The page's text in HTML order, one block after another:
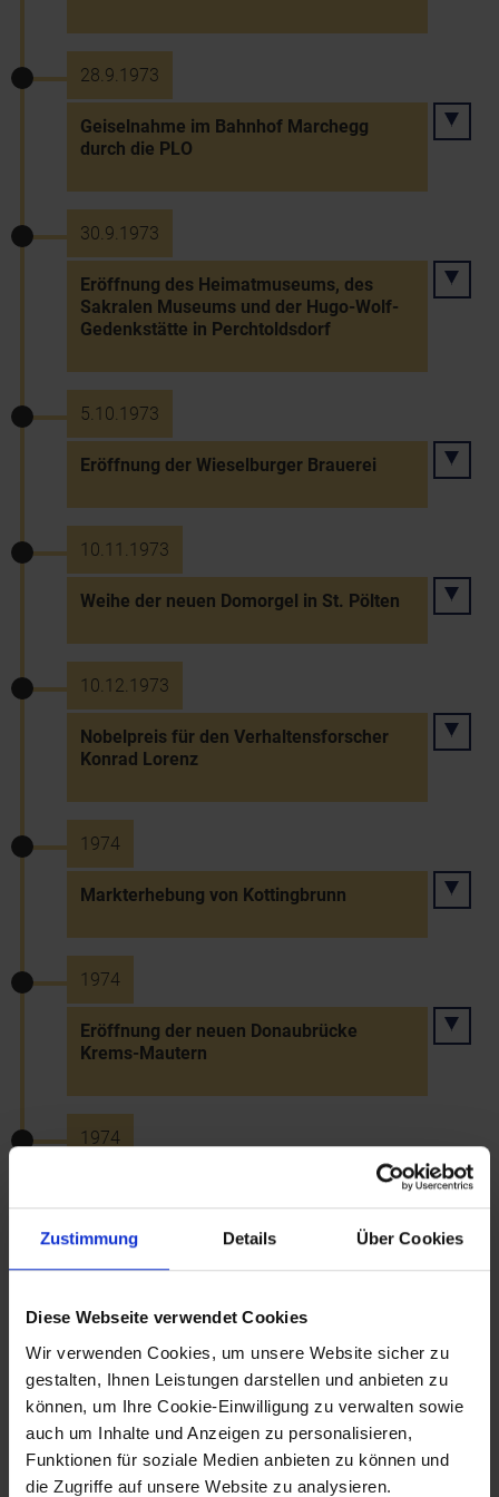
Zustimmung Details Über Cookies
Diese Webseite verwendet Cookies
Wir verwenden Cookies, um unsere Website sicher zu
gestalten, Ihnen Leistungen darstellen und anbieten zu
können, um Ihre Cookie-Einwilligung zu verwalten sowie
auch um Inhalte und Anzeigen zu personalisieren,
Funktionen für soziale Medien anbieten zu können und
die Zugriffe auf unsere Website zu analysieren.
28.9.1973
Geiselnahme im Bahnhof Marchegg
durch die PLO
30.9.1973
Eröffnung des Heimatmuseums, des
Sakralen Museums und der Hugo-Wolf-
Gedenkstätte in Perchtoldsdorf
5.10.1973
Eröffnung der Wieselburger Brauerei
10.11.1973
Weihe der neuen Domorgel in St. Pölten
10.12.1973
Nobelpreis für den Verhaltensforscher
Konrad Lorenz
1974
Markterhebung von Kottingbrunn
1974
Eröffnung der neuen Donaubrücke
Krems-Mautern
1974
Eröffnung des Holzhackermuseums in
Naßwald (Huebmer Gedächtnisstätte)
Ausstellung "Die Bauernkriege in
Österreich" in Schloss Pottenbrunn
1974